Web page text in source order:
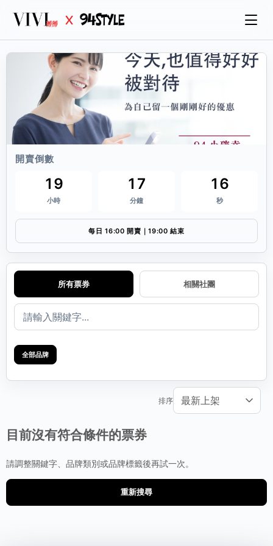
開賣倒數
19
小時
17
分鐘
16
秒
每日 16:00 開賣｜19:00 結束
所有票券 相關社團
全部品牌
排序
目前沒有符合條件的票券
請調整關鍵字、品牌類別或品牌標籤後再試一次。
重新搜尋